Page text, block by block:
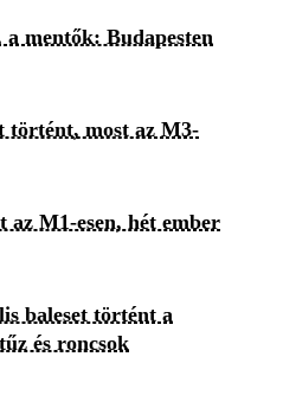
mentők: Budapesten
történt, most az M3-
M1-esen, hét ember
baleset történt a
és roncsok